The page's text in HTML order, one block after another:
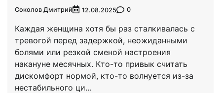
Соколов Дмитрий 12.08.2025 0
Каждая женщина хотя бы раз сталкивалась с
тревогой перед задержкой, неожиданными
болями или резкой сменой настроения
накануне месячных. Кто-то привык считать
дискомфорт нормой, кто-то волнуется из-за
нестабильного ци…